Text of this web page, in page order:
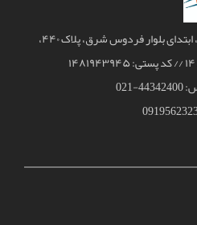
تهران، بزرگراه ستاری شمال، ابتدای بلوار فردوس شرق، پلاک ۴۴۰،